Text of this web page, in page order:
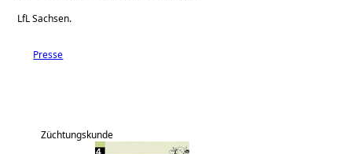
LfL Sachsen.
Presse
Züchtungskunde